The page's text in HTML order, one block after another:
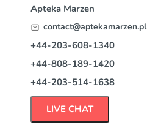
Apteka Marzen
contact@aptekamarzen.pl
+44-203-608-1340
+44-808-189-1420
+44-203-514-1638
LIVE CHAT